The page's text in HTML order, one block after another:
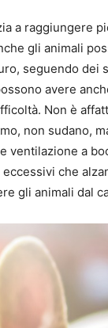
a raggiungere
gli animali
seguendo dei
avere
Non è
non sudano,
ventilazione a
che
gli animali dal